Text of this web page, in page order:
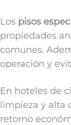
Los pisos
propiedades
comunes.
operación y
En hoteles de
limpieza y alta
retorno